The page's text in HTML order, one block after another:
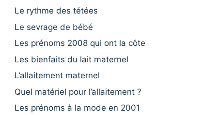
Le rythme des tétées
Le sevrage de bébé
Les prénoms 2008 qui ont la côte
Les bienfaits du lait maternel
L’allaitement maternel
Quel matériel pour l’allaitement ?
Les prénoms à la mode en 2001